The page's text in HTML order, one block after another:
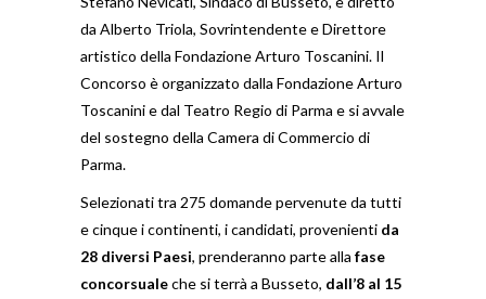
da Alberto Triola, Sovrintendente e Direttore
artistico della Fondazione Arturo Toscanini. Il
Concorso è organizzato dalla Fondazione Arturo
Toscanini e dal Teatro Regio di Parma e si avvale
del sostegno della Camera di Commercio di
Parma.
Selezionati tra 275 domande pervenute da tutti
e cinque i continenti, i candidati, provenienti da
28 diversi Paesi, prenderanno parte alla fase
concorsualeche si terrà a Busseto, dall’8 al 15